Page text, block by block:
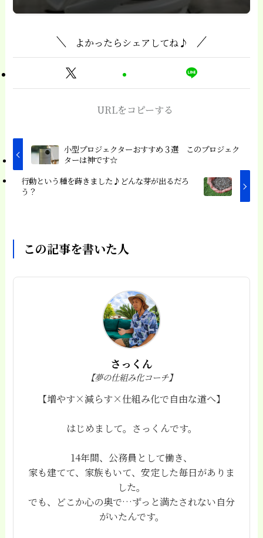
よかったらシェアしてね♪
URLをコピーする
小型プロジェクターおすすめ３選 このプロジェク
ターは神です☆
行動という種を蒔きました♪どんな芽が出るだろ
う？
この記事を書いた人
さっくん
【夢の仕組み化コーチ】
【増やす×減らす×仕組み化で自由な道へ】
はじめまして。さっくんです。
14年間、公務員として働き、
家も建てて、家族もいて、安定した毎日がありま
した。
でも、どこか心の奥で…ずっと満たされない自分
がいたんです。